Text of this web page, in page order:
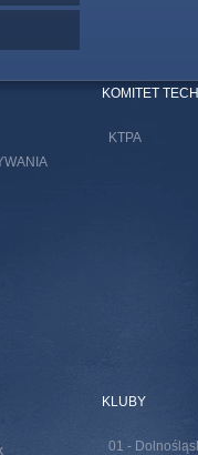
KOMITET
KTPA
KLUBY
01 -